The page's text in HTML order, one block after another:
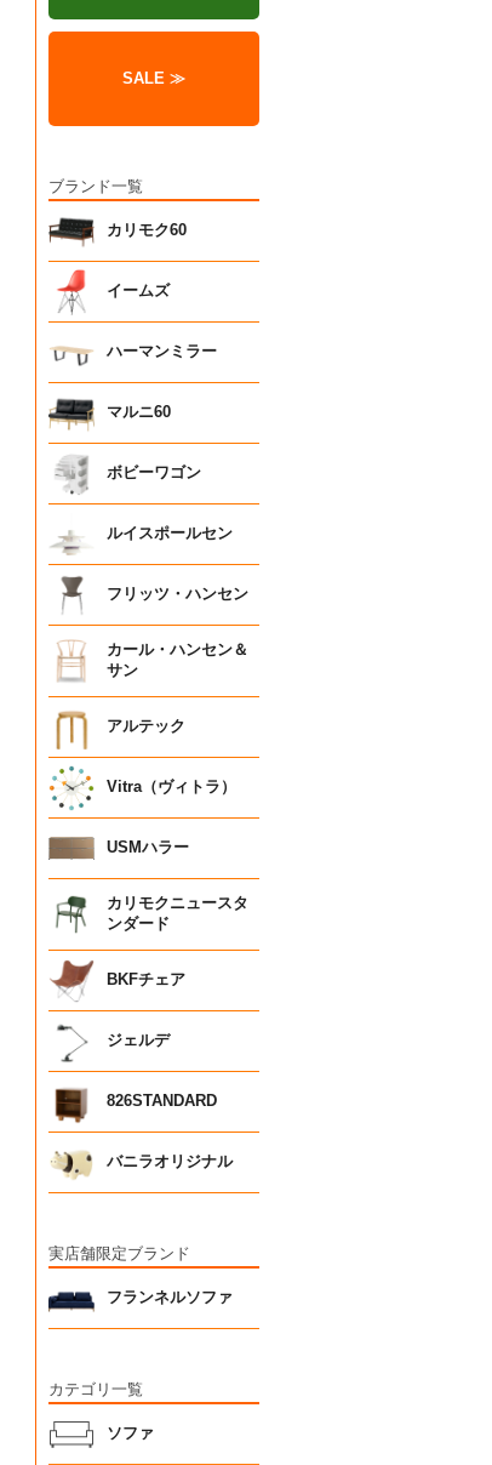
SALE ≫
ブランド一覧
カリモク60
イームズ
ハーマンミラー
マルニ60
ボビーワゴン
ルイスポールセン
フリッツ・ハンセン
カール・ハンセン＆
サン
アルテック
Vitra（ヴィトラ）
USMハラー
カリモクニュースタ
ンダード
BKFチェア
ジェルデ
826STANDARD
バニラオリジナル
実店舗限定ブランド
フランネルソファ
カテゴリ一覧
ソファ